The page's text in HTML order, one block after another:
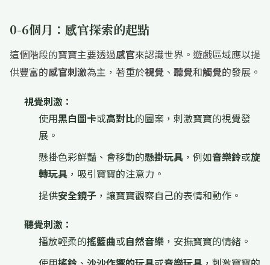
0-6個月：感官探索的起點
這個階段的寶寶主要透過感官來認識世界。遊戲區域應以提
供豐富的感官刺激為主，著重於視覺 、 聽覺和觸覺的發展。
視覺刺激：
使用黑白圖卡或高對比的圖案，刺激寶寶的視覺發
展。
懸掛色彩鮮豔、會移動的懸掛玩具 ，例如音樂鈴或旋
轉玩具 ，吸引寶寶的注意力。
提供安全鏡子 ，讓寶寶觀察自己的表情和動作。
聽覺刺激：
播放輕柔的搖籃曲或自然音樂 ，安撫寶寶的情緒。